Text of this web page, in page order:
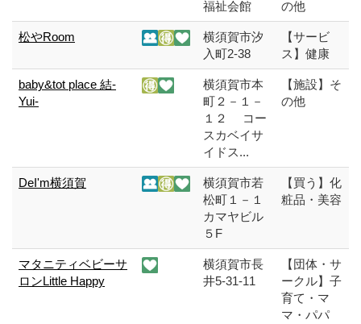
福祉会館 の他
松やRoom
横須賀市汐
入町2-38
【サービ
ス】健康
baby&tot place 結-
Yui-
横須賀市本
町２－１－
１２ コー
スカベイサ
イドス...
【施設】そ
の他
DeI'm横須賀
横須賀市若
松町１－１
カマヤビル
５F
【買う】化
粧品・美容
マタニティベビーサ
ロンLittle Happy
横須賀市長
井5-31-11
【団体・サ
ークル】子
育て・マ
マ・パパ